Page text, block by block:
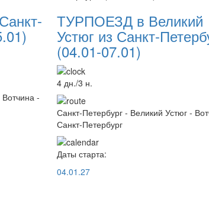
-
ТУРПОЕЗД в Великий
Устюг из Санкт-
(04.01-07.01)
4 дн./3 н.
Санкт-Петербург - Великий Устюг -
Санкт-Петербург
Даты старта:
04.01.27